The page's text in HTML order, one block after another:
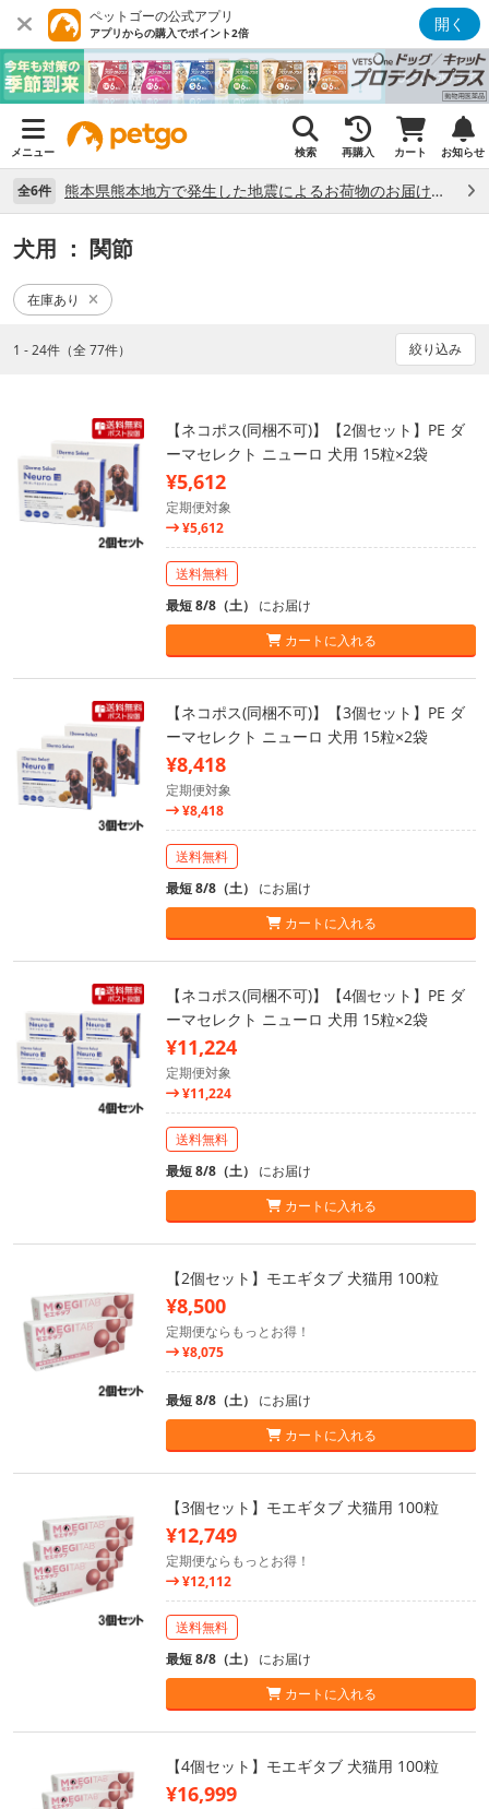
ペットゴーの公式アプリ
アプリからの購入でポイント2倍 開く
メニュー 検索 再購入 カート お知らせ
全6件 熊本県熊本地方で発生した地震によるお荷物のお届け状況について （7/28）
犬用 ： 関節
在庫あり
1 - 24件（全 77件） 絞り込み
【ネコポス(同梱不可)】【2個セット】PE ダ
ーマセレクト ニューロ 犬用 15粒×2袋
¥5,612
定期便対象
¥5,612
送料無料
最短 8/8（土） にお届け
カートに入れる
【ネコポス(同梱不可)】【3個セット】PE ダ
ーマセレクト ニューロ 犬用 15粒×2袋
¥8,418
定期便対象
¥8,418
送料無料
最短 8/8（土） にお届け
カートに入れる
【ネコポス(同梱不可)】【4個セット】PE ダ
ーマセレクト ニューロ 犬用 15粒×2袋
¥11,224
定期便対象
¥11,224
送料無料
最短 8/8（土） にお届け
カートに入れる
【2個セット】モエギタブ 犬猫用 100粒
¥8,500
定期便ならもっとお得！
¥8,075
最短 8/8（土） にお届け
カートに入れる
【3個セット】モエギタブ 犬猫用 100粒
¥12,749
定期便ならもっとお得！
¥12,112
送料無料
最短 8/8（土） にお届け
カートに入れる
【4個セット】モエギタブ 犬猫用 100粒
¥16,999